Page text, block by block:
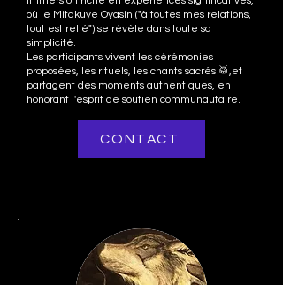
où le Mitakuye Oyasin ("à toutes mes relations,
tout est relié") se révèle dans toute sa
simplicité.
Les participants vivent les cérémonies
proposées, les rituels, les chants sacrés 🥁,et
partagent des moments authentiques, en
honorant l'esprit de soutien communautaire.
CONTACT